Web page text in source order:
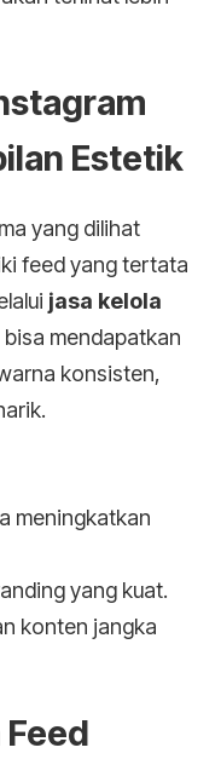
Estetik
yang dilihat
feed yang tertata
jasa kelola
bisa mendapatkan
konsisten,
meningkatkan
yang kuat.
konten jangka
Feed